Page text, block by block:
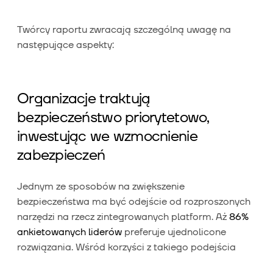
Twórcy raportu zwracają szczególną uwagę na
następujące aspekty:
Organizacje traktują
bezpieczeństwo priorytetowo,
inwestując we wzmocnienie
zabezpieczeń
Jednym ze sposobów na zwiększenie
bezpieczeństwa ma być odejście od rozproszonych
narzędzi na rzecz zintegrowanych platform. Aż 86%
ankietowanych liderów preferuje ujednolicone
rozwiązania. Wśród korzyści z takiego podejścia